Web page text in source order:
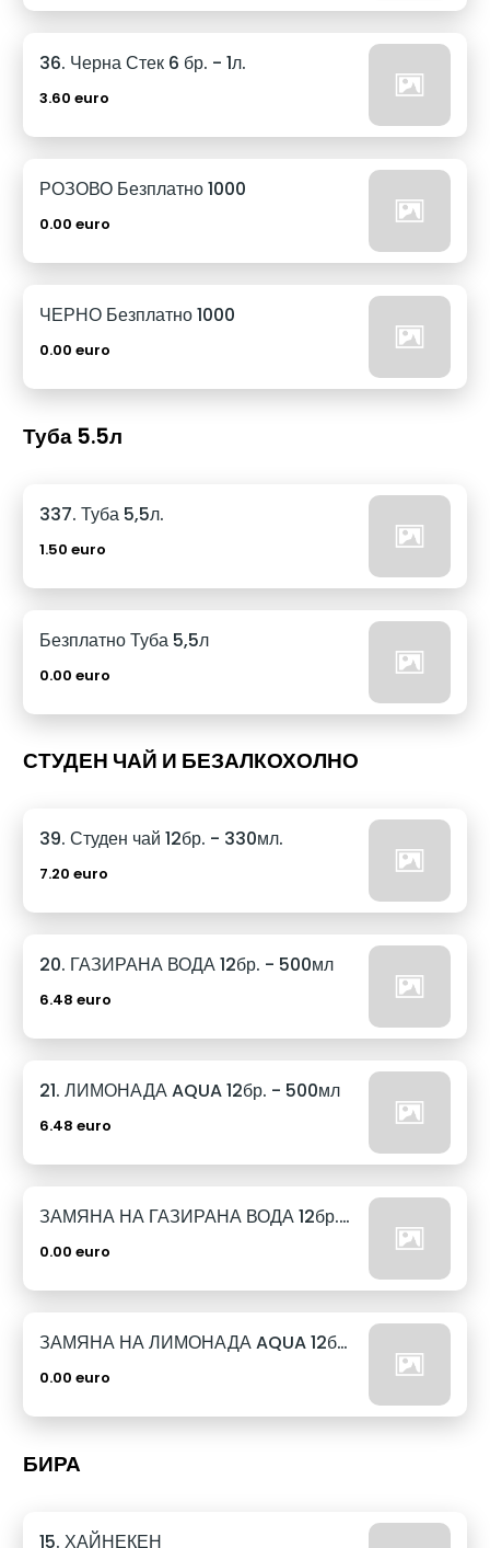
36. Черна Стек 6 бр. - 1л.
3.60 euro
РОЗОВО Безплатно 1000
0.00 euro
ЧЕРНО Безплатно 1000
0.00 euro
Туба 5.5л
337. Туба 5,5л.
1.50 euro
Безплатно Туба 5,5л
0.00 euro
СТУДЕН ЧАЙ И БЕЗАЛКОХОЛНО
39. Студен чай 12бр. - 330мл.
7.20 euro
20. ГАЗИРАНА ВОДА 12бр. - 500мл
6.48 euro
21. ЛИМОНАДА AQUA 12бр. - 500мл
6.48 euro
ЗАМЯНА НА ГАЗИРАНА ВОДА 12бр. - 500мл
0.00 euro
ЗАМЯНА НА ЛИМОНАДА AQUA 12бр. - 500мл
0.00 euro
БИРА
15. ХАЙНЕКЕН